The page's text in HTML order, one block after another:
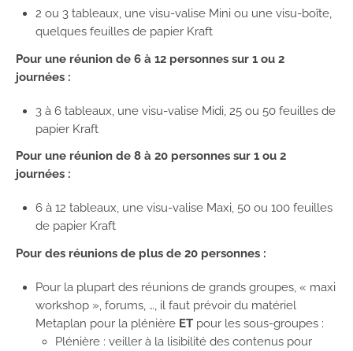
2 ou 3 tableaux, une visu-valise Mini ou une visu-boîte,
quelques feuilles de papier Kraft
Pour une réunion de 6 à 12 personnes sur 1 ou 2
journées :
3 à 6 tableaux, une visu-valise Midi, 25 ou 50 feuilles de
papier Kraft
Pour une réunion de 8 à 20 personnes sur 1 ou 2
journées :
6 à 12 tableaux, une visu-valise Maxi, 50 ou 100 feuilles
de papier Kraft
Pour des réunions de plus de 20 personnes :
Pour la plupart des réunions de grands groupes, « maxi
workshop », forums, …, il faut prévoir du matériel
Metaplan pour la plénière ET pour les sous-groupes :
Plénière : veiller à la lisibilité des contenus pour